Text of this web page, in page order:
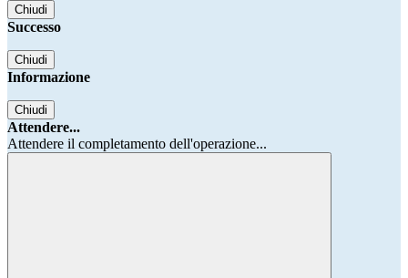
Chiudi
Successo
Chiudi
Informazione
Chiudi
Attendere...
Attendere il completamento dell'operazione...